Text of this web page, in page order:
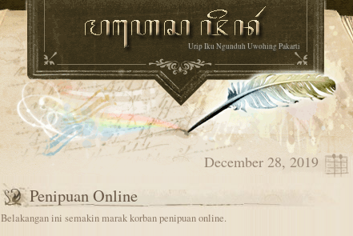
Urip Iku Ngunduh Uwohing Pakarti
December 28, 2019
Penipuan Online
Belakangan ini semakin marak korban penipuan online.